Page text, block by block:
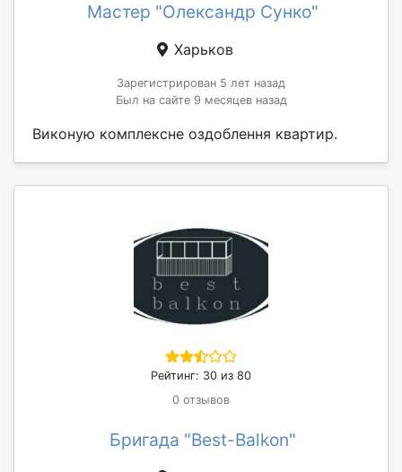
Мастер "Олександр Сунко"
Харьков
Зарегистрирован 5 лет назад
Был на сайте 9 месяцев назад
Виконую комплексне оздоблення квартир.
Рейтинг: 30 из 80
0 отзывов
Бригада "Best-Balkon"